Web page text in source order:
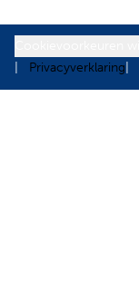
Privacyverklaring